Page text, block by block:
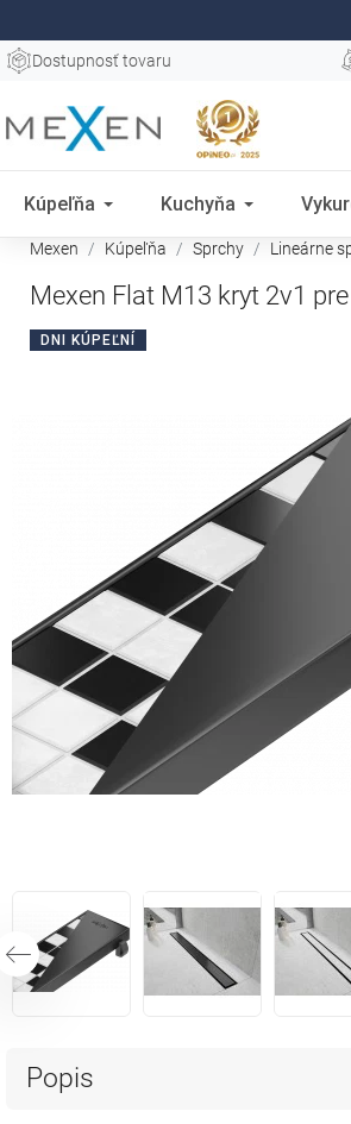
Dostupnosť tovaru
Kúpeľňa Kuchyňa
Mexen Kúpeľňa Sprchy Lineárne
Mexen Flat M13 kryt 2v1
DNI KÚPEĽNÍ
Popis